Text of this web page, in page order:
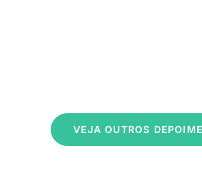
VEJA OUTROS